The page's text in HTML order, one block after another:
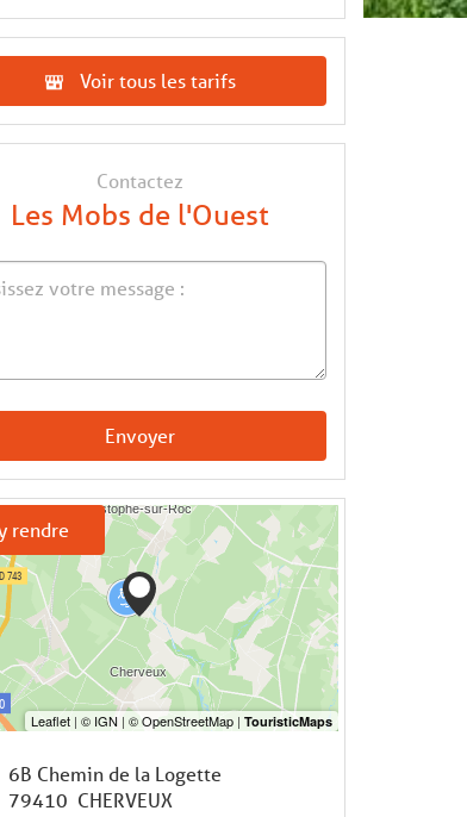
Voir tous les tarifs
Contactez
Les Mobs de l'Ouest
Envoyer
rendre
6B Chemin de la Logette
79410 CHERVEUX